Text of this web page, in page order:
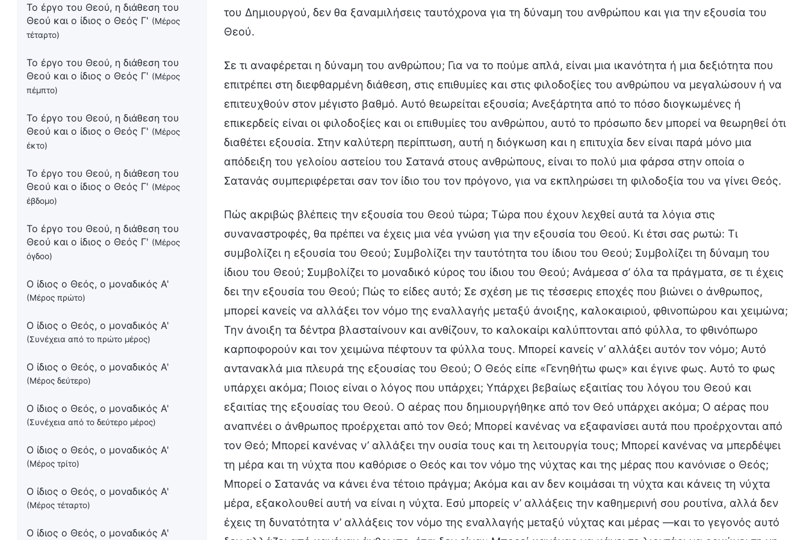
Το έργο του Θεού, η διάθεση του
Θεού και ο ίδιος ο Θεός Γ' (Μέρος
τέταρτο)
Το έργο του Θεού, η διάθεση του
Θεού και ο ίδιος ο Θεός Γ' (Μέρος
πέμπτο)
Το έργο του Θεού, η διάθεση του
Θεού και ο ίδιος ο Θεός Γ' (Μέρος
έκτο)
Το έργο του Θεού, η διάθεση του
Θεού και ο ίδιος ο Θεός Γ' (Μέρος
έβδομο)
Το έργο του Θεού, η διάθεση του
Θεού και ο ίδιος ο Θεός Γ' (Μέρος
όγδοο)
Ο ίδιος ο Θεός, ο μοναδικός Α'
(Μέρος πρώτο)
Ο ίδιος ο Θεός, ο μοναδικός Α'
(Συνέχεια από το πρώτο μέρος)
Ο ίδιος ο Θεός, ο μοναδικός Α'
(Μέρος δεύτερο)
Ο ίδιος ο Θεός, ο μοναδικός Α'
(Συνέχεια από το δεύτερο μέρος)
Ο ίδιος ο Θεός, ο μοναδικός Α'
(Μέρος τρίτο)
Ο ίδιος ο Θεός, ο μοναδικός Α'
(Μέρος τέταρτο)
Ο ίδιος ο Θεός, ο μοναδικός Α'
του Δημιουργού, δεν θα ξαναμιλήσεις ταυτόχρονα για τη δύναμη του ανθρώπου και για την εξουσία του
Θεού.
Σε τι αναφέρεται η δύναμη του ανθρώπου; Για να το πούμε απλά, είναι μια ικανότητα ή μια δεξιότητα που
επιτρέπει στη διεφθαρμένη διάθεση, στις επιθυμίες και στις φιλοδοξίες του ανθρώπου να μεγαλώσουν ή να
επιτευχθούν στον μέγιστο βαθμό. Αυτό θεωρείται εξουσία; Ανεξάρτητα από το πόσο διογκωμένες ή
επικερδείς είναι οι φιλοδοξίες και οι επιθυμίες του ανθρώπου, αυτό το πρόσωπο δεν μπορεί να θεωρηθεί ότι
διαθέτει εξουσία. Στην καλύτερη περίπτωση, αυτή η διόγκωση και η επιτυχία δεν είναι παρά μόνο μια
απόδειξη του γελοίου αστείου του Σατανά στους ανθρώπους, είναι το πολύ μια φάρσα στην οποία ο
Σατανάς συμπεριφέρεται σαν τον ίδιο του τον πρόγονο, για να εκπληρώσει τη φιλοδοξία του να γίνει Θεός.
Πώς ακριβώς βλέπεις την εξουσία του Θεού τώρα; Τώρα που έχουν λεχθεί αυτά τα λόγια στις
συναναστροφές, θα πρέπει να έχεις μια νέα γνώση για την εξουσία του Θεού. Κι έτσι σας ρωτώ: Τι
συμβολίζει η εξουσία του Θεού; Συμβολίζει την ταυτότητα του ίδιου του Θεού; Συμβολίζει τη δύναμη του
ίδιου του Θεού; Συμβολίζει το μοναδικό κύρος του ίδιου του Θεού; Ανάμεσα σ’ όλα τα πράγματα, σε τι έχεις
δει την εξουσία του Θεού; Πώς το είδες αυτό; Σε σχέση με τις τέσσερις εποχές που βιώνει ο άνθρωπος,
μπορεί κανείς να αλλάξει τον νόμο της εναλλαγής μεταξύ άνοιξης, καλοκαιριού, φθινοπώρου και χειμώνα;
Την άνοιξη τα δέντρα βλασταίνουν και ανθίζουν, το καλοκαίρι καλύπτονται από φύλλα, το φθινόπωρο
καρποφορούν και τον χειμώνα πέφτουν τα φύλλα τους. Μπορεί κανείς ν’ αλλάξει αυτόν τον νόμο; Αυτό
αντανακλά μια πλευρά της εξουσίας του Θεού; Ο Θεός είπε «Γενηθήτω φως» και έγινε φως. Αυτό το φως
υπάρχει ακόμα; Ποιος είναι ο λόγος που υπάρχει; Υπάρχει βεβαίως εξαιτίας του λόγου του Θεού και
εξαιτίας της εξουσίας του Θεού. Ο αέρας που δημιουργήθηκε από τον Θεό υπάρχει ακόμα; Ο αέρας που
αναπνέει ο άνθρωπος προέρχεται από τον Θεό; Μπορεί κανένας να εξαφανίσει αυτά που προέρχονται από
τον Θεό; Μπορεί κανένας ν’ αλλάξει την ουσία τους και τη λειτουργία τους; Μπορεί κανένας να μπερδέψει
τη μέρα και τη νύχτα που καθόρισε ο Θεός και τον νόμο της νύχτας και της μέρας που κανόνισε ο Θεός;
Μπορεί ο Σατανάς να κάνει ένα τέτοιο πράγμα; Ακόμα και αν δεν κοιμάσαι τη νύχτα και κάνεις τη νύχτα
μέρα, εξακολουθεί αυτή να είναι η νύχτα. Εσύ μπορείς ν’ αλλάξεις την καθημερινή σου ρουτίνα, αλλά δεν
έχεις τη δυνατότητα ν’ αλλάξεις τον νόμο της εναλλαγής μεταξύ νύχτας και μέρας —και το γεγονός αυτό